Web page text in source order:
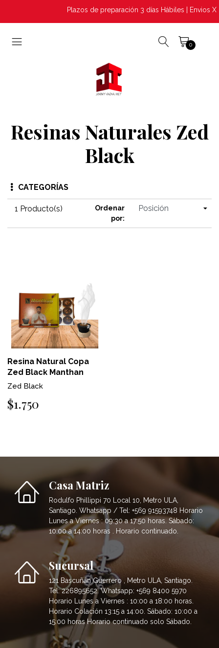
Plazos de preparación 3 días Hábiles | Envios X
0
Resinas Naturales Zed
Black
CATEGORÍAS
1 Producto(s)
Ordenar
por:
Resina Natural Copa
Zed Black Manthan
Zed Black
$1.750
Casa Matriz
Rodulfo Phillippi 70 Local 10, Metro ULA,
Santiago. Whatsapp / Tel: +569 91593748 Horario
Lunes a Viernes : 09:30 a 17:50 horas. Sábado:
10:00 a 14:00 horas . Horario continuado.
Sucursal
121 Bascuñán Guerrero , Metro ULA, Santiago.
Tel: 226895652. Whatsapp: +569 8400 5970
Horario Lunes a Viernes : 10:00 a 18:00 horas.
Horario Colación 13:15 a 14:00. Sábado: 10:00 a
15:00 horas Horario continuado solo Sábado.